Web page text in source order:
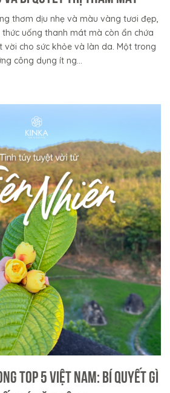
thơm dịu nhẹ và màu vàng tươi đẹp,
uống thanh mát mà còn ẩn chứa
vời cho sức khỏe và làn da. Một trong
công dụng ít ng...
top 5 Việt Nam: Bí quyết gì